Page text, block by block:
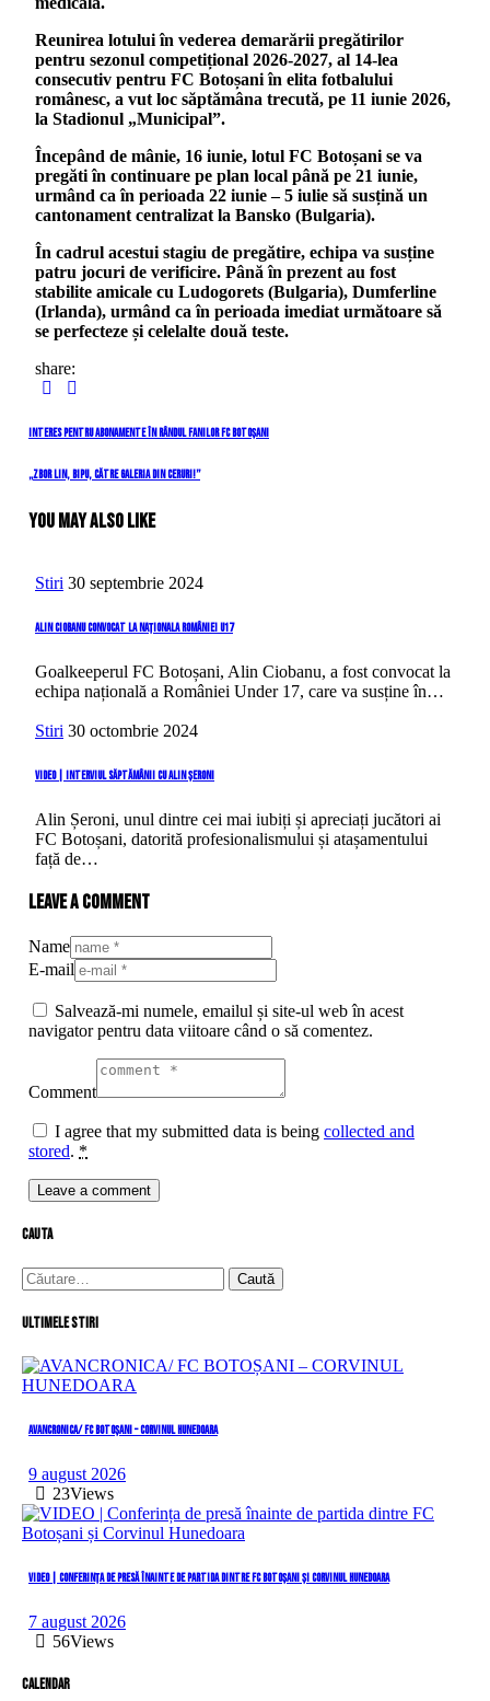
Reunirea lotului în vederea demarării pregătirilor
pentru sezonul competițional 2026-2027, al 14-lea
consecutiv pentru FC Botoșani în elita fotbalului
românesc, a vut loc săptămâna trecută, pe 11 iunie 2026,
la Stadionul „Municipal”.
Începând de mânie, 16 iunie, lotul FC Botoșani se va
pregăti în continuare pe plan local până pe 21 iunie,
urmând ca în perioada 22 iunie – 5 iulie să susțină un
cantonament centralizat la Bansko (Bulgaria).
În cadrul acestui stagiu de pregătire, echipa va susține
patru jocuri de verificire. Până în prezent au fost
stabilite amicale cu Ludogorets (Bulgaria), Dumferline
(Irlanda), urmând ca în perioada imediat următoare să
se perfecteze și celelalte două teste.
share:
Navigare
în
Previous
Interes pentru abonamente în rândul fanilor FC Botoșani
Next
„Zbor lin, Bipu, către galeria din ceruri!”
You May Also Like
Stiri 30 septembrie 2024
Alin Ciobanu convocat la naționala României U17
Goalkeeperul FC Botoșani, Alin Ciobanu, a fost convocat la
echipa națională a României Under 17, care va susține în…
Stiri 30 octombrie 2024
VIDEO | Interviul săptămânii cu Alin Șeroni
Alin Șeroni, unul dintre cei mai iubiți și apreciați jucători ai
FC Botoșani, datorită profesionalismului și atașamentului
față de…
Leave a comment
Name
E-mail
Salvează-mi numele, emailul și site-ul web în acest
navigator pentru data viitoare când o să comentez.
Comment
I agree that my submitted data is being collected and
stored. *
cauta
Caută
după:
Ultimele stiri
AVANCRONICA/ FC BOTOȘANI – CORVINUL HUNEDOARA
9 august 2026
23Views
VIDEO | Conferința de presă înainte de partida dintre FC Botoșani și Corvinul Hunedoara
7 august 2026
56Views
Calendar